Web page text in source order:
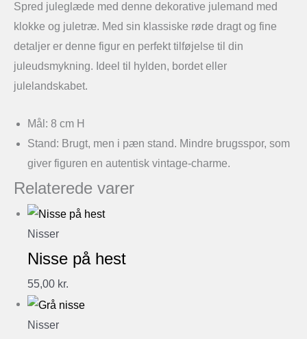
antal
Spred juleglæde med denne dekorative julemand med
klokke og juletræ. Med sin klassiske røde dragt og fine
detaljer er denne figur en perfekt tilføjelse til din
juleudsmykning. Ideel til hylden, bordet eller
julelandskabet.
Mål: 8 cm H
Stand: Brugt, men i pæn stand. Mindre brugsspor, som
giver figuren en autentisk vintage-charme.
Relaterede varer
Nisser
Nisse på hest
55,00 kr.
Nisser